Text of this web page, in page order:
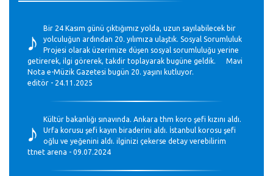
♪
Bir 24 Kasım günü çıktığımız yolda, uzun sayılabilecek bir
yolculuğun ardından 20. yılımıza ulaştık. Sosyal Sorumluluk
Projesi olarak üzerimize düşen sosyal sorumluluğu yerine
getirerek, ilgi görerek, takdir toplayarak bugüne geldik. Mavi
Nota e-Müzik Gazetesi bugün 20. yaşını kutluyor.
editör - 24.11.2025
♪
Kültür bakanlığı sınavında. Ankara thm koro şefi kızını aldı.
Urfa korusu şefi kayın biraderini aldı. İstanbul korosu şefi
oğlu ve yeğenini aldı. ilginizi çekerse detay verebilirim
ttnet arena - 09.07.2024